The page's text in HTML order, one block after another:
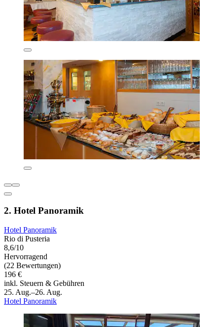
2. Hotel Panoramik
Hotel Panoramik
Rio di Pusteria
8,6/10
Hervorragend
(22 Bewertungen)
196 €
inkl. Steuern & Gebühren
25. Aug.–26. Aug.
Hotel Panoramik